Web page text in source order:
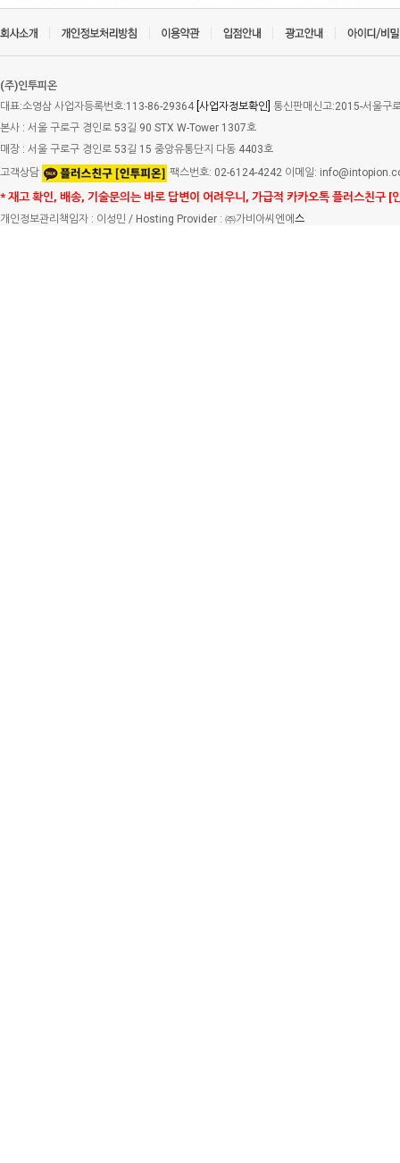
(주)인투피온
대표:소영삼 사업자등록번호:113-86-29364 [사업자정보확인] 통신판매신고:2015-서울구
본사 : 서울 구로구 경인로 53길 90 STX W-Tower 1307호
매장 : 서울 구로구 경인로 53길 15 중앙유통단지 다동 4403호
고객상담
팩스번호: 02-6124-4242 이메일:
* 재고 확인, 배송, 기술문의는 바로 답변이 어려우니, 가급적 카카오톡 플러스친구 [
개인정보관리책임자 : 이성민 / Hosting Provider : ㈜가비아씨엔에 스